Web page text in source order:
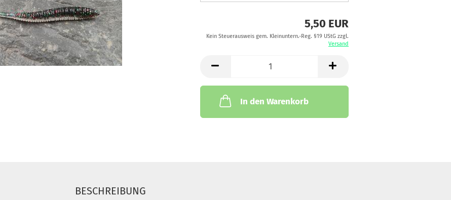
5,50 EUR
Kein Steuerausweis gem. Kleinuntern.-Reg. §19 UStG zzgl.
Versand
In den Warenkorb
BESCHREIBUNG